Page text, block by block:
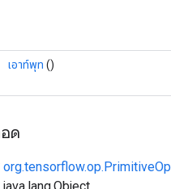
เอาท์พุท ()
ด
org.tensorflow.op.PrimitiveOp